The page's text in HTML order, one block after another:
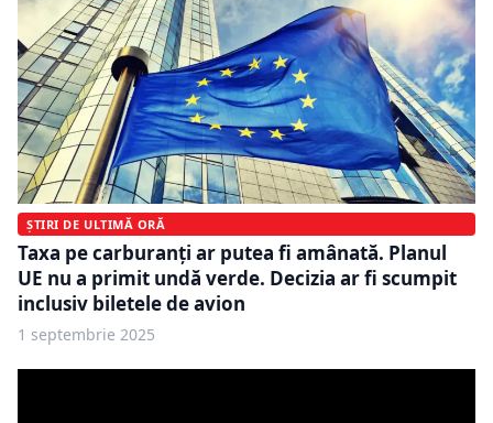
ȘTIRI DE ULTIMĂ ORĂ
Taxa pe carburanți ar putea fi amânată. Planul
UE nu a primit undă verde. Decizia ar fi scumpit
inclusiv biletele de avion
1 septembrie 2025